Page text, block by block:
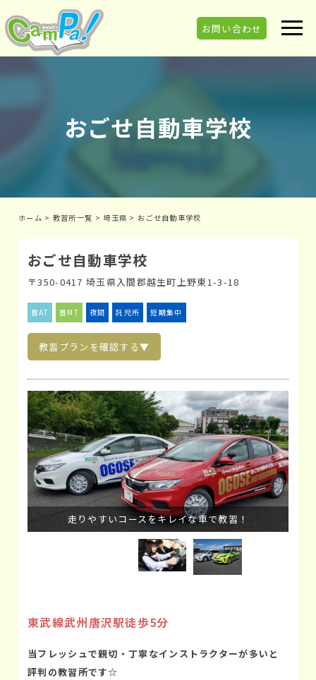
お問い合わせ
おごせ自動車学校
ホーム > 教習所一覧 >埼玉県 > おごせ自動車学校
おごせ自動車学校
〒350-0417 埼玉県入間郡越生町上野東1-3-18
教習プランを確認する▼
普AT 普MT 夜間 託児所 短期集中
走りやすいコースをキレイな車で教習！
東武線武州唐沢駅徒歩5分
当フレッシュで親切・丁寧なインストラクターが多いと
評判の教習所です☆